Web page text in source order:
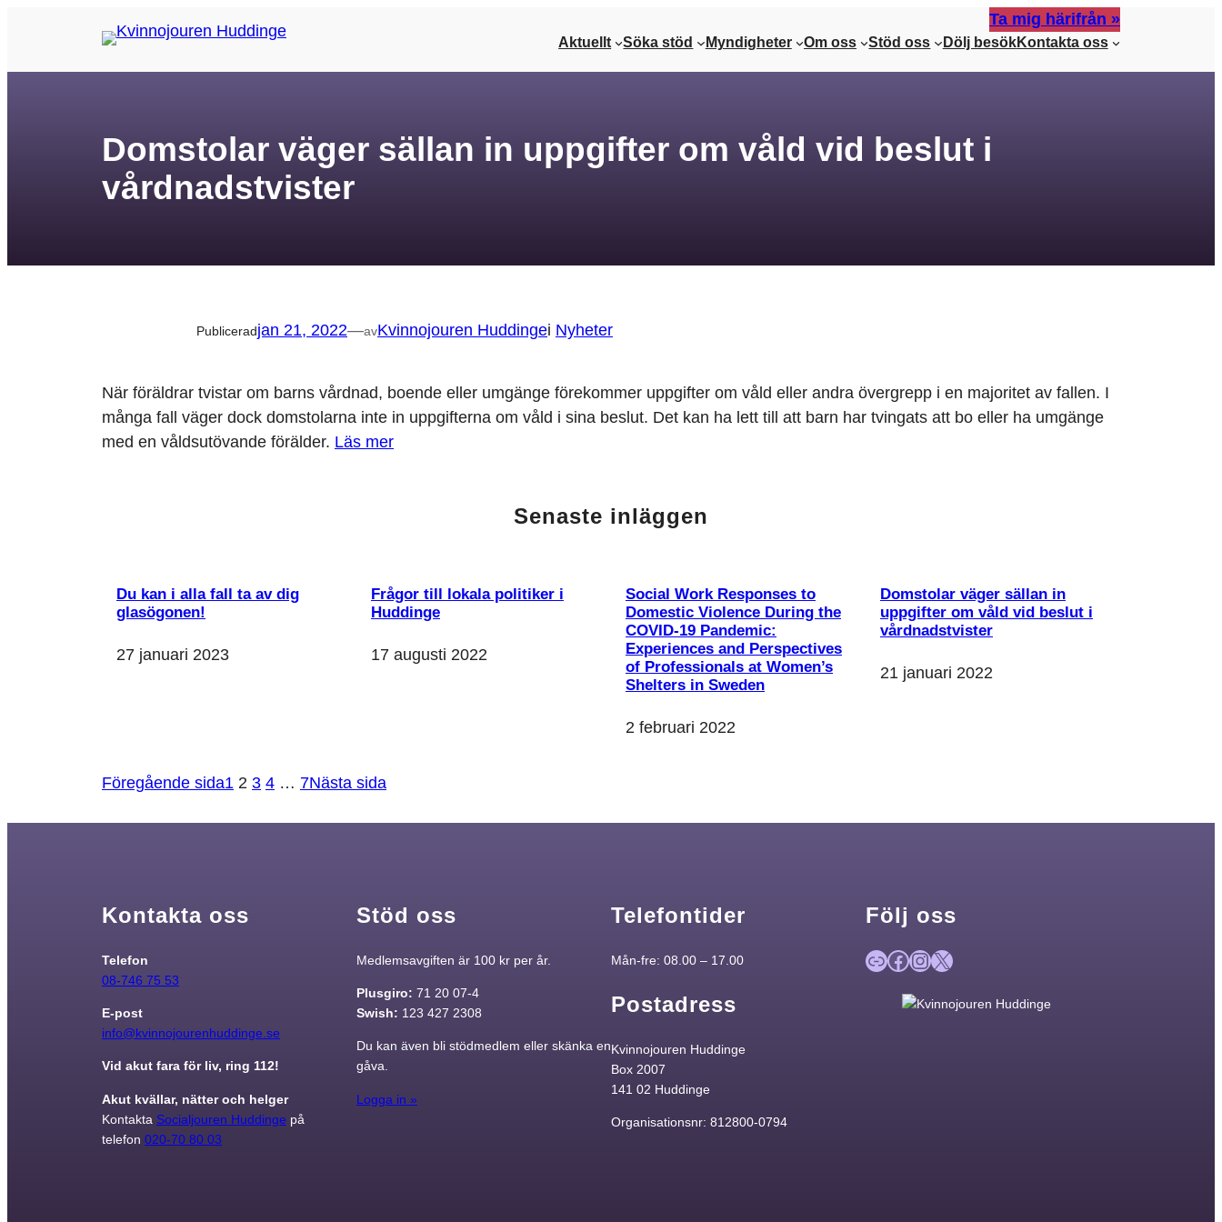
innehåll
Ta mig härifrån »
Aktuellt Söka stöd Myndigheter Om oss Stöd oss Dölj besökKontakta oss
Domstolar väger sällan in uppgifter om våld vid beslut i
vårdnadstvister
Publiceradjan 21, 2022—avKvinnojouren Huddingei Nyheter
När föräldrar tvistar om barns vårdnad, boende eller umgänge förekommer uppgifter om våld eller andra övergrepp i en majoritet av fallen. I
många fall väger dock domstolarna inte in uppgifterna om våld i sina beslut. Det kan ha lett till att barn har tvingats att bo eller ha umgänge
med en våldsutövande förälder. Läs mer
Senaste inläggen
Du kan i alla fall ta av dig
glasögonen!
27 januari 2023
Frågor till lokala politiker i
Huddinge
17 augusti 2022
Social Work Responses to
Domestic Violence During the
COVID-19 Pandemic:
Experiences and Perspectives
of Professionals at Women’s
Shelters in Sweden
2 februari 2022
Domstolar väger sällan in
uppgifter om våld vid beslut i
vårdnadstvister
21 januari 2022
Föregående sida1 2 3 4 … 7Nästa sida
Kontakta oss
Telefon
08-746 75 53
E-post
info@kvinnojourenhuddinge.se
Vid akut fara för liv, ring 112!
Akut kvällar, nätter och helger
Kontakta Socialjouren Huddinge på
telefon 020-70 80 03
Stöd oss
Medlemsavgiften är 100 kr per år.
Plusgiro: 71 20 07-4
Swish: 123 427 2308
Du kan även bli stödmedlem eller skänka en
gåva.
Logga in »
Telefontider
Mån-fre: 08.00 – 17.00
Postadress
Kvinnojouren Huddinge
Box 2007
141 02 Huddinge
Organisationsnr: 812800-0794
Följ oss
Länk Facebook InstagramX
behövs för att
funktionalitet